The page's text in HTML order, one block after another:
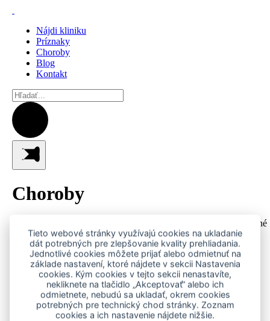
Nájdi kliniku
Príznaky
Choroby
Blog
Kontakt
Choroby
Vyberte druh zvieraťa, zadajte názov ochorenia a objavte podrobné
informácie o jeho prejavoch, priebehu, diagnostike, liečbe a
prevencii.
psy mačky
králiky
drobné cicavce
kone
exotické zvieratá
vtáky
hospodárske zvieratá
Tieto webové stránky využívajú cookies na ukladanie
dát potrebných pre zlepšovanie kvality prehliadania.
Jednotlivé cookies môžete prijať alebo odmietnuť na
základe nastavení, ktoré nájdete v sekcii Nastavenia
cookies. Kým cookies v tejto sekcii nenastavíte,
nekliknete na tlačidlo „Akceptovať“ alebo ich
odmietnete, nebudú sa ukladať, okrem cookies
potrebných pre technický chod stránky. Zoznam
cookies a ich nastavenie nájdete nižšie.